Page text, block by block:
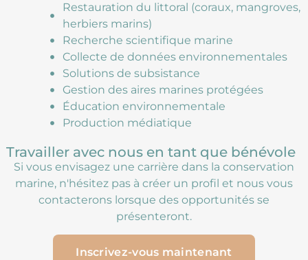
Restauration du littoral (coraux, mangroves,
herbiers marins)
Recherche scientifique marine
Collecte de données environnementales
Solutions de subsistance
Gestion des aires marines protégées
Éducation environnementale
Production médiatique
Travailler avec nous en tant que bénévole
Si vous envisagez une carrière dans la conservation
marine, n'hésitez pas à créer un profil et nous vous
contacterons lorsque des opportunités se
présenteront.
Inscrivez-vous maintenant